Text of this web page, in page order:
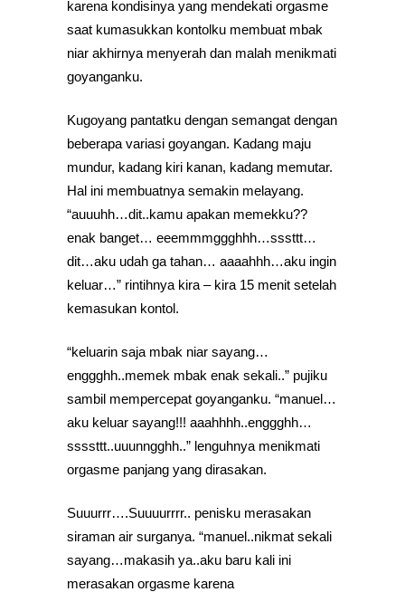
karena kondisinya yang mendekati orgasme
saat kumasukkan kontolku membuat mbak
niar akhirnya menyerah dan malah menikmati
goyanganku.
Kugoyang pantatku dengan semangat dengan
beberapa variasi goyangan. Kadang maju
mundur, kadang kiri kanan, kadang memutar.
Hal ini membuatnya semakin melayang.
“auuuhh…dit..kamu apakan memekku??
enak banget… eeemmmggghhh…sssttt…
dit…aku udah ga tahan… aaaahhh…aku ingin
keluar…” rintihnya kira – kira 15 menit setelah
kemasukan kontol.
“keluarin saja mbak niar sayang…
enggghh..memek mbak enak sekali..” pujiku
sambil mempercepat goyanganku. “manuel…
aku keluar sayang!!! aaahhhh..enggghh…
ssssttt..uuunngghh..” lenguhnya menikmati
orgasme panjang yang dirasakan.
Suuurrr….Suuuurrrr.. penisku merasakan
siraman air surganya. “manuel..nikmat sekali
sayang…makasih ya..aku baru kali ini
merasakan orgasme karena